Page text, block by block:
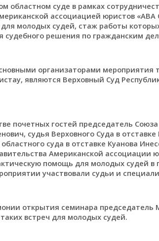
областном суде в рамках
ассоциацией юристов «ABA
молодых судей, стаж работы
судебного решения по гражданским
организаторами мероприятия
являются Верховный Суд
почетных гостей председатель
судья Верховного Суда в
суда в отставке Куанова
Американской
помощь для молодых судей в
участвовали судьи и
открытия семинара председатель
встреч для молодых судей.